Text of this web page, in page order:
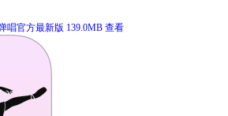
唱官方最新版 139.0MB 查看